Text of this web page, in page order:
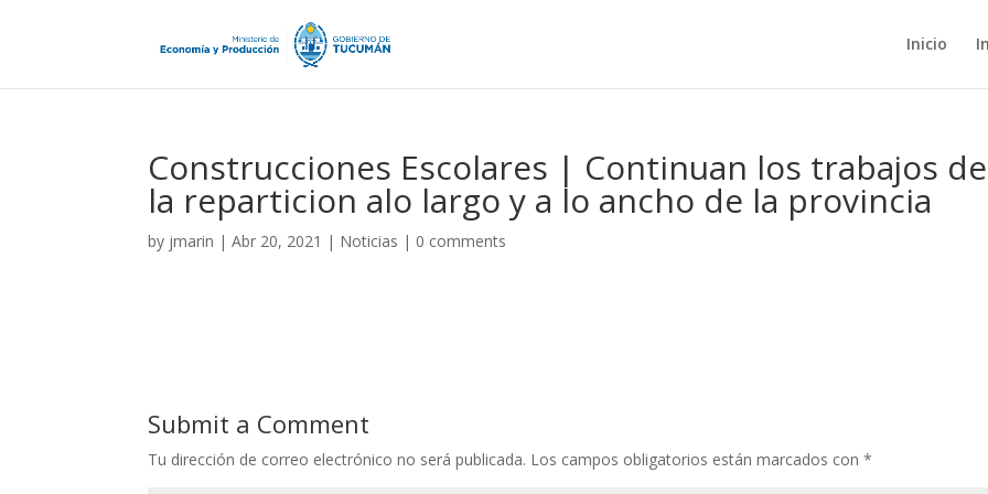
Inicio
Construcciones Escolares | Continuan los trabajos de
la reparticion alo largo y a lo ancho de la provincia
by jmarin |Abr 20, 2021 | Noticias | 0 comments
Submit a Comment
Tu dirección de correo electrónico no será publicada. Los campos obligatorios están marcados con*